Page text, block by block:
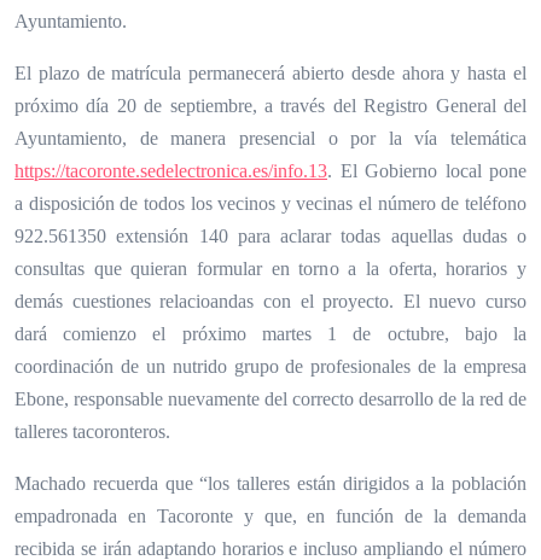
Ayuntamiento.
El plazo de matrícula permanecerá abierto desde ahora y hasta el
próximo día 20 de septiembre, a través del Registro General del
Ayuntamiento, de manera presencial o por la vía telemática
https://tacoronte.sedelectronica.es/info.13. El Gobierno local pone
a disposición de todos los vecinos y vecinas el número de teléfono
922.561350 extensión 140 para aclarar todas aquellas dudas o
consultas que quieran formular en torno a la oferta, horarios y
demás cuestiones relacioandas con el proyecto. El nuevo curso
dará comienzo el próximo martes 1 de octubre, bajo la
coordinación de un nutrido grupo de profesionales de la empresa
Ebone, responsable nuevamente del correcto desarrollo de la red de
talleres tacoronteros.
Machado recuerda que “los talleres están dirigidos a la población
empadronada en Tacoronte y que, en función de la demanda
recibida se irán adaptando horarios e incluso ampliando el número